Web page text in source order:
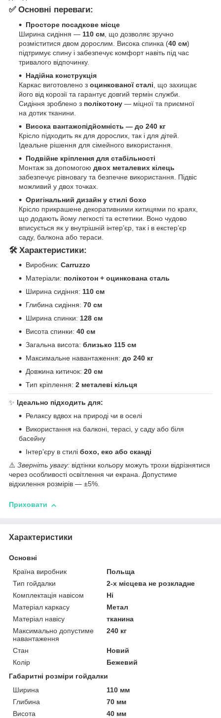
✅ Основні переваги:
Просторе посадкове місце
Ширина сидіння — 110 см , що дозволяє зручно
розміститися двом дорослим. Висока спинка (40 см)
підтримує спину і забезпечує комфорт навіть під час
тривалого відпочинку.
Надійна конструкція
Каркас виготовлено з оцинкованої сталі , що захищає
його від корозії та гарантує довгий термін служби.
Сидіння зроблено з полікотону — міцної та приємної
на дотик тканини.
Висока вантажопідйомність — до 240 кг
Крісло підходить як для дорослих, так і для дітей.
Ідеальне рішення для сімейного використання.
Подвійне кріплення для стабільності
Монтаж за допомогою двох металевих кілець
забезпечує рівновагу та безпечне використання. Підвіс
можливий у двох точках.
Оригінальний дизайн у стилі бохо
Крісло прикрашене декоративними китицями по краях,
що додають йому легкості та естетики. Воно чудово
вписується як у внутрішній інтер’єр, так і в екстер’єр
саду, балкона або тераси.
🛠️ Характеристики:
Виробник: Carruzzo
Матеріали: полікотон + оцинкована сталь
Ширина сидіння: 110 см
Глибина сидіння: 70 см
Ширина спинки: 128 см
Висота спинки: 40 см
Загальна висота: близько 115 см
Максимальне навантаження: до 240 кг
Довжина китичок: 20 см
Тип кріплення: 2 металеві кільця
✨ Ідеально підходить для:
Релаксу вдвох на природі чи в оселі
Використання на балконі, терасі, у саду або біля
басейну
Інтер’єру в стилі бохо, еко або сканді
⚠️ Зверніть увагу: відтінки кольору можуть трохи відрізнятися
через особливості освітлення чи екрана. Допустиме
відхилення розмірів — ±5%.
Приховати
Характеристики
Основні
Країна виробник
Польща
Тип гойдалки
2-х місцева не розкладне
Комплектація навісом
Ні
Матеріал каркасу
Метал
Матеріал навісу
тканина
Максимально допустиме
навантаження
240 кг
Стан
Новий
Колір
Бежевий
Габаритні розміри гойдалки
Ширина
110 мм
Глибина
70 мм
Висота
40 мм